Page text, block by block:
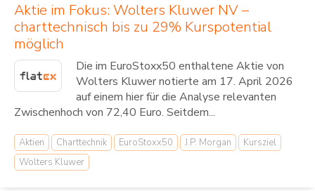
Aktie im Fokus: Wolters Kluwer NV –
charttechnisch bis zu 29% Kurspotential
möglich
Die im EuroStoxx50 enthaltene Aktie von
Wolters Kluwer notierte am 17. April 2026
auf einem hier für die Analyse relevanten
Zwischenhoch von 72,40 Euro. Seitdem...
Aktien Charttechnik EuroStoxx50 J.P. Morgan
Kursziel
Wolters Kluwer